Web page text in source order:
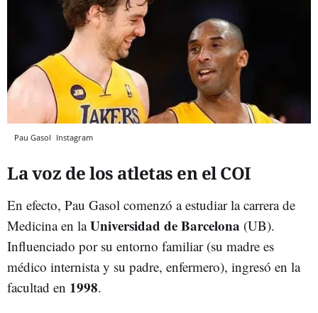
Pau Gasol Instagram
La voz de los atletas en el COI
En efecto, Pau Gasol comenzó a estudiar la carrera de
Medicina en laUniversidad de Barcelona (UB).
Influenciado por su entorno familiar (su madre es
médico internista y su padre, enfermero), ingresó en la
facultad en 1998.